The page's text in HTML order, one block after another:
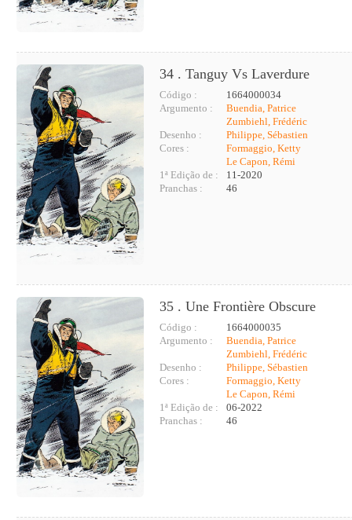
34 . Tanguy Vs Laverdure
Código :
1664000034
Argumento :
Buendia, Patrice
Zumbiehl, Frédéric
Desenho :
Philippe, Sébastien
Cores :
Formaggio, Ketty
Le Capon, Rémi
1ª Edição de :
11-2020
Pranchas :
46
35 . Une Frontière Obscure
Código :
1664000035
Argumento :
Buendia, Patrice
Zumbiehl, Frédéric
Desenho :
Philippe, Sébastien
Cores :
Formaggio, Ketty
Le Capon, Rémi
1ª Edição de :
06-2022
Pranchas :
46